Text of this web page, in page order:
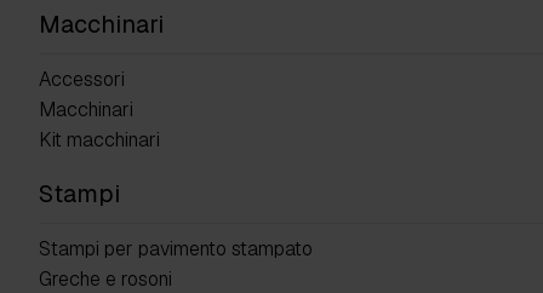
Macchinari
Accessori
Macchinari
Kit macchinari
Stampi
Stampi per pavimento stampato
Greche e rosoni